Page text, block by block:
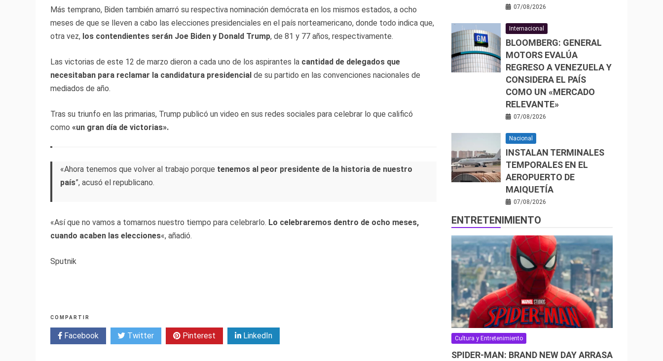
Más temprano, Biden también amarró su respectiva nominación demócrata en los mismos estados, a ocho
meses de que se lleven a cabo las elecciones presidenciales en el país norteamericano, donde todo indica que,
otra vez, los contendientes serán Joe Biden y Donald Trump, de 81 y 77 años, respectivamente.
Las victorias de este 12 de marzo dieron a cada uno de los aspirantes la cantidad de delegados que
necesitaban para reclamar la candidatura presidencial de su partido en las convenciones nacionales de
mediados de año.
Tras su triunfo en las primarias, Trump publicó un video en sus redes sociales para celebrar lo que calificó
como «un gran día de victorias».
«Ahora tenemos que volver al trabajo porque tenemos al peor presidente de la historia de nuestro
país”, acusó el republicano.
«Así que no vamos a tomarnos nuestro tiempo para celebrarlo. Lo celebraremos dentro de ocho meses,
cuando acaben las elecciones«, añadió.
Sputnik
COMPARTIR
Facebook Twitter Pinterest LinkedIn
07/08/2026
Internacional
BLOOMBERG: GENERAL
MOTORS EVALÚA
REGRESO A VENEZUELA Y
CONSIDERA EL PAÍS
COMO UN «MERCADO
RELEVANTE»
07/08/2026
Nacional
INSTALAN TERMINALES
TEMPORALES EN EL
AEROPUERTO DE
MAIQUETÍA
07/08/2026
ENTRETENIMIENTO
Cultura y Entretenimiento
SPIDER-MAN: BRAND NEW DAY ARRASA